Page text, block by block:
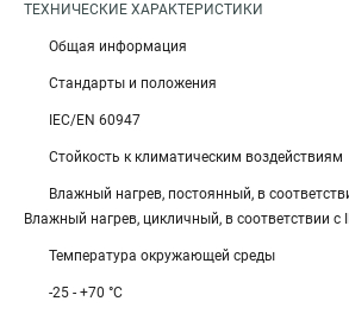
ТЕХНИЧЕСКИЕ ХАРАКТЕРИСТИКИ
Общая информация
Стандарты и положения
IEC/EN 60947
Стойкость к климатическим воздействиям
Влажный нагрев, постоянный, в
Влажный нагрев, цикличный, в соответствии с
Температура окружающей среды
-25 - +70 °C